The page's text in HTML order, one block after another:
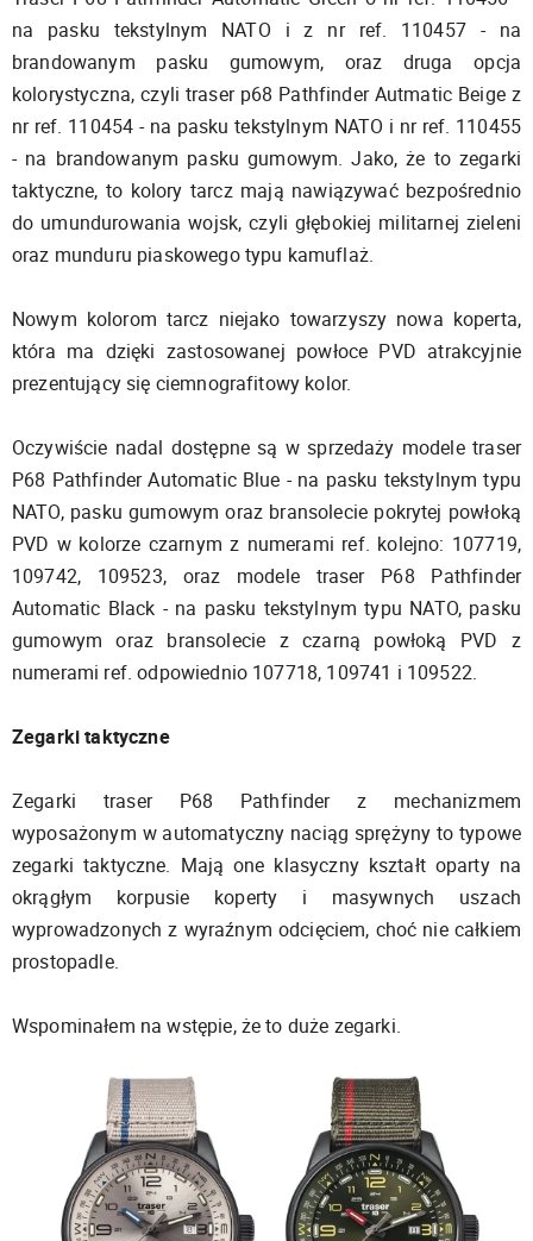
na pasku tekstylnym NATO i z nr ref. 110457 - na
brandowanym pasku gumowym, oraz druga opcja
kolorystyczna, czyli traser p68 Pathfinder Autmatic Beige z
nr ref. 110454 - na pasku tekstylnym NATO i nr ref. 110455
- na brandowanym pasku gumowym. Jako, że to zegarki
taktyczne, to kolory tarcz mają nawiązywać bezpośrednio
do umundurowania wojsk, czyli głębokiej militarnej zieleni
oraz munduru piaskowego typu kamuflaż.
Nowym kolorom tarcz niejako towarzyszy nowa koperta,
która ma dzięki zastosowanej powłoce PVD atrakcyjnie
prezentujący się ciemnografitowy kolor.
Oczywiście nadal dostępne są w sprzedaży modele traser
P68 Pathfinder Automatic Blue - na pasku tekstylnym typu
NATO, pasku gumowym oraz bransolecie pokrytej powłoką
PVD w kolorze czarnym z numerami ref. kolejno: 107719,
109742, 109523, oraz modele traser P68 Pathfinder
Automatic Black - na pasku tekstylnym typu NATO, pasku
gumowym oraz bransolecie z czarną powłoką PVD z
numerami ref. odpowiednio 107718, 109741 i 109522.
Zegarki taktyczne
Zegarki traser P68 Pathfinder z mechanizmem
wyposażonym w automatyczny naciąg sprężyny to typowe
zegarki taktyczne. Mają one klasyczny kształt oparty na
okrągłym korpusie koperty i masywnych uszach
wyprowadzonych z wyraźnym odcięciem, choć nie całkiem
prostopadle.
Wspominałem na wstępie, że to duże zegarki.